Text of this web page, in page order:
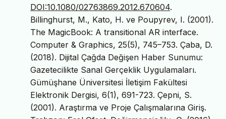
DOI:10.1080/02763869.2012.670604.
Billinghurst, M., Kato, H. ve Poupyrev, I. (2001).
The MagicBook: A transitional AR interface.
Computer & Graphics, 25(5), 745–753. Çaba, D.
(2018). Dijital Çağda Değişen Haber Sunumu:
Gazetecilikte Sanal Gerçeklik Uygulamaları.
Gümüşhane Üniversitesi İletişim Fakültesi
Elektronik Dergisi, 6(1), 691-723. Çepni, S.
(2001). Araştırma ve Proje Çalışmalarına Giriş.